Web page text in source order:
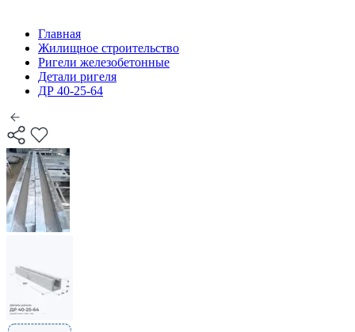
Главная
Жилищное строительство
Ригели железобетонные
Детали ригеля
ДР 40-25-64